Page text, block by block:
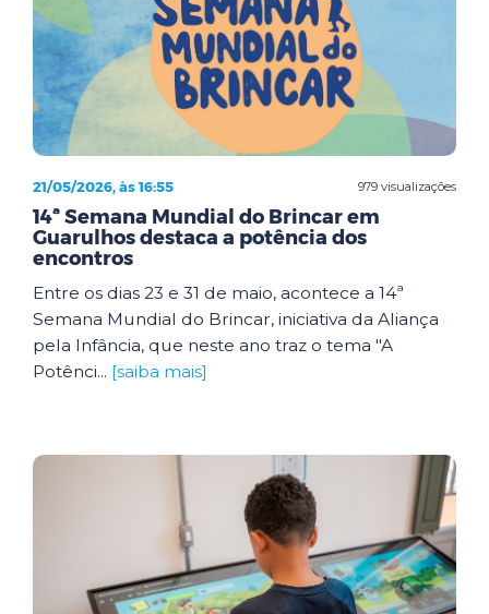
979 visualizações
21/05/2026, às 16:55
14ª Semana Mundial do Brincar em
Guarulhos destaca a potência dos
encontros
Entre os dias 23 e 31 de maio, acontece a 14ª
Semana Mundial do Brincar, iniciativa da Aliança
pela Infância, que neste ano traz o tema "A
Potênci... [saiba mais]